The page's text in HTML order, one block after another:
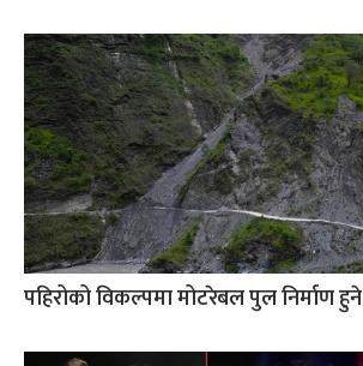
पहिरोको विकल्पमा मोटरेबल पुल निर्माण हुने